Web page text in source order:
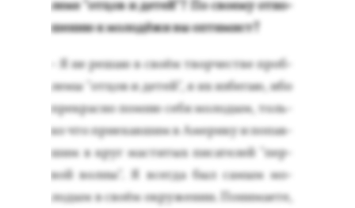
ле­ме "от­цов и де­тей"? По сво­ему от­но­
шению к мо­лодё­жи вы оп­ти­мист?
- Я не ре­шаю в сво­ём твор­чес­тве проб­
ле­мы "от­цов и де­тей", я их из­бе­гаю, ибо
прек­расно пом­ню се­бя мо­лодым, толь­
ко что при­ехав­шим в Аме­рику и по­пав­
шим в круг мас­ти­тых пи­сате­лей "пер­
вой вол­ны". Я всег­да был са­мым мо­
лодым в сво­ём ок­ру­жении. По­нима­ете,